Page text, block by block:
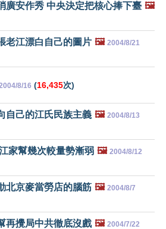
廣安作秀 中央決定把核心捧下臺 🖼️
老江漂白自己的圖片 🖼️ 2004/8/21
8/16 (16,435次)
自己的江氏民族主義 🖼️ 2004/8/13
家幫幾次較量勢漸弱 🖼️ 2004/8/12
京麥當勞店的腦筋 🖼️ 2004/8/7
再攪局中共徹底沒戲 🖼️ 2004/7/22